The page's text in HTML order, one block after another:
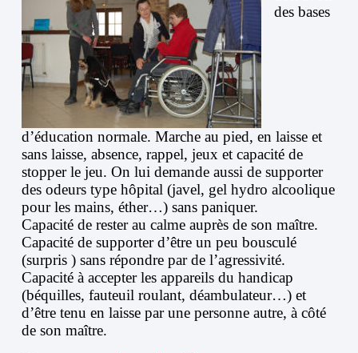
des bases
d’éducation normale. Marche au pied, en laisse et
sans laisse, absence, rappel, jeux et capacité de
stopper le jeu. On lui demande aussi de supporter
des odeurs type hôpital (javel, gel hydro alcoolique
pour les mains, éther…) sans paniquer.
Capacité de rester au calme auprès de son maître.
Capacité de supporter d’être un peu bousculé
(surpris ) sans répondre par de l’agressivité.
Capacité à accepter les appareils du handicap
(béquilles, fauteuil roulant, déambulateur…) et
d’être tenu en laisse par une personne autre, à côté
de son maître.